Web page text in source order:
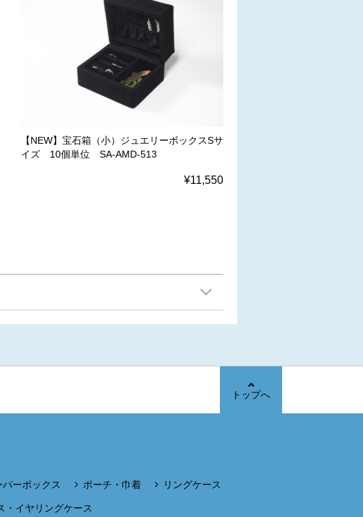
【NEW】宝石箱（小）ジュエリーボックスSサ
イズ 10個単位 SA-AMD-513
¥11,550
トップへ
ーボックス ポーチ・巾着 リングケース
・イヤリングケース